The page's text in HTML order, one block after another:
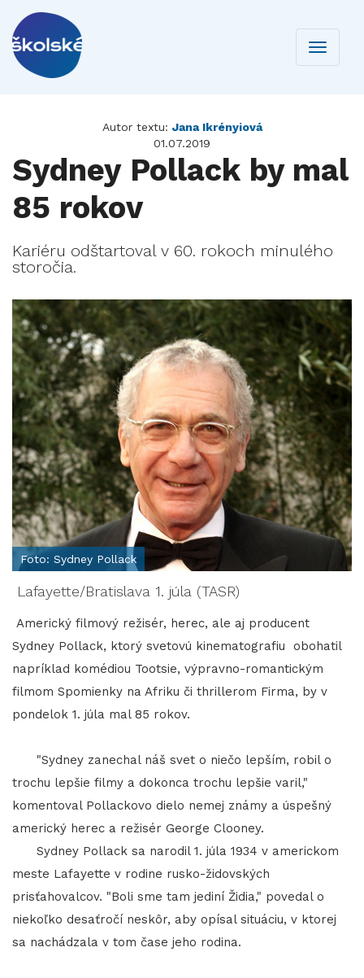
Toggle
Autor textu: Jana Ikrényiová
01.07.2019
Sydney Pollack by mal
85 rokov
Kariéru odštartoval v 60. rokoch minulého
storočia.
Foto: Sydney Pollack
Lafayette/Bratislava 1. júla (TASR)
Americký filmový režisér, herec, ale aj producent
Sydney Pollack, ktorý svetovú kinematografiu obohatil
napríklad komédiou Tootsie, výpravno-romantickým
filmom Spomienky na Afriku či thrillerom Firma, by v
pondelok 1. júla mal 85 rokov.
"Sydney zanechal náš svet o niečo lepším, robil o
trochu lepšie filmy a dokonca trochu lepšie varil,"
komentoval Pollackovo dielo nemej známy a úspešný
americký herec a režisér George Clooney.
Sydney Pollack sa narodil 1. júla 1934 v americkom
meste Lafayette v rodine rusko-židovských
prisťahovalcov. "Boli sme tam jediní Židia," povedal o
niekoľko desaťročí neskôr, aby opísal situáciu, v ktorej
sa nachádzala v tom čase jeho rodina.